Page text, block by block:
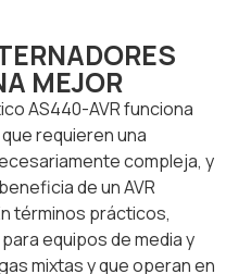
MEJOR
AS440-AVR funciona
requieren una
compleja, y
de un AVR
términos prácticos,
equipos de media y
mixtas y que operan en